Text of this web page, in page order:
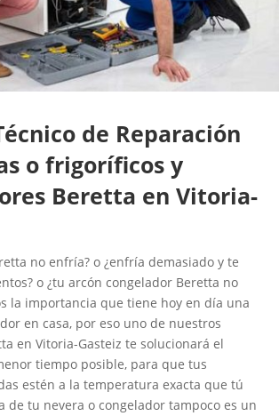
de Reparación
o frigoríficos y
Beretta en Vitoria-
no enfría? o ¿enfría demasiado y te
o ¿tu arcón congelador Beretta no
la importancia que tiene hoy en día una
en casa, por eso uno de nuestros
en Vitoria-Gasteiz te solucionará el
tiempo posible, para que tus
estén a la temperatura exacta que tú
de tu nevera o congelador tampoco es un